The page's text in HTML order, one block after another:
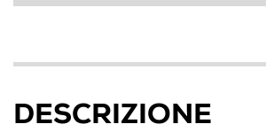
DESCRIZIONE